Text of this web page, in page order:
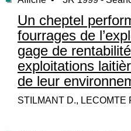
Un cheptel
fourrages de
gage de
exploitations
de leur
STILMANT D., LECOMTE